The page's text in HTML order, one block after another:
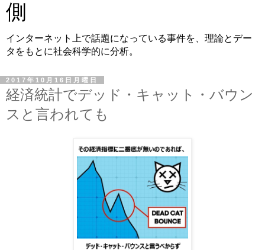
側
インターネット上で話題になっている事件を、理論とデー
タをもとに社会科学的に分析。
2017年10月16日月曜日
経済統計でデッド・キャット・バウン
スと言われても